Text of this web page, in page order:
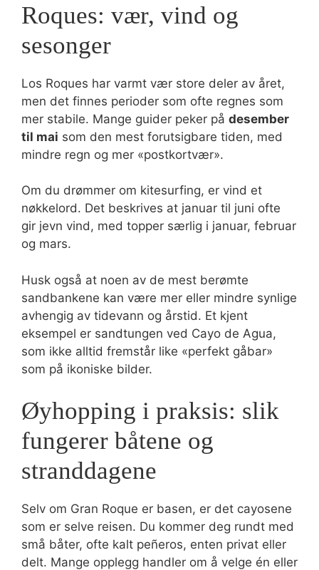
Roques: vær, vind og
sesonger
Los Roques har varmt vær store deler av året,
men det finnes perioder som ofte regnes som
mer stabile. Mange guider peker på desember
til mai som den mest forutsigbare tiden, med
mindre regn og mer «postkortvær».
Om du drømmer om kitesurfing, er vind et
nøkkelord. Det beskrives at januar til juni ofte
gir jevn vind, med topper særlig i januar, februar
og mars.
Husk også at noen av de mest berømte
sandbankene kan være mer eller mindre synlige
avhengig av tidevann og årstid. Et kjent
eksempel er sandtungen ved Cayo de Agua,
som ikke alltid fremstår like «perfekt gåbar»
som på ikoniske bilder.
Øyhopping i praksis: slik
fungerer båtene og
stranddagene
Selv om Gran Roque er basen, er det cayosene
som er selve reisen. Du kommer deg rundt med
små båter, ofte kalt peñeros, enten privat eller
delt. Mange opplegg handler om å velge én eller